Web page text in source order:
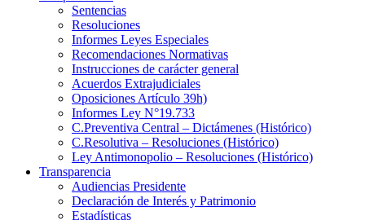
Sentencias
Resoluciones
Informes Leyes Especiales
Recomendaciones Normativas
Instrucciones de carácter general
Acuerdos Extrajudiciales
Oposiciones Artículo 39h)
Informes Ley N°19.733
C.Preventiva Central – Dictámenes (Histórico)
C.Resolutiva – Resoluciones (Histórico)
Ley Antimonopolio – Resoluciones (Histórico)
Transparencia
Audiencias Presidente
Declaración de Interés y Patrimonio
Estadísticas